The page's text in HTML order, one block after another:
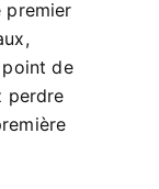
premier
point de
perdre